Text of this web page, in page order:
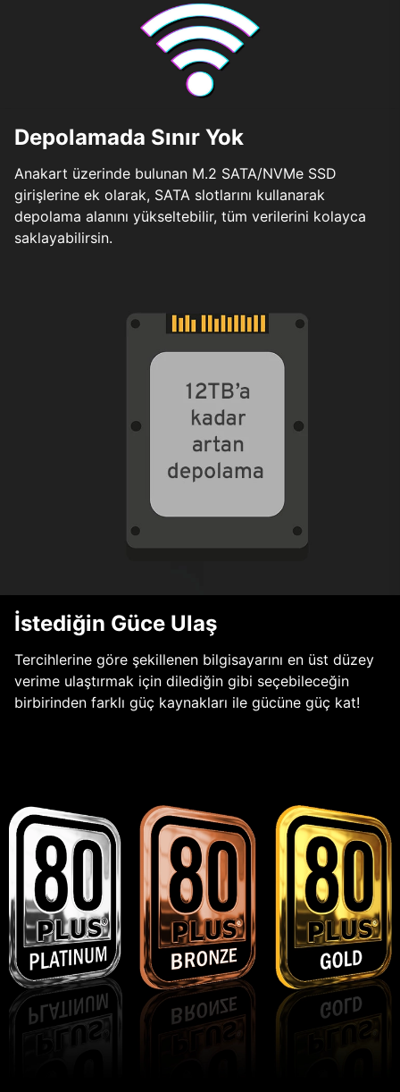
Depolamada Sınır Yok
Anakart üzerinde bulunan M.2 SATA/NVMe SSD
girişlerine ek olarak, SATA slotlarını kullanarak
depolama alanını yükseltebilir, tüm verilerini kolayca
saklayabilirsin.
İstediğin Güce Ulaş
Tercihlerine göre şekillenen bilgisayarını en üst düzey
verime ulaştırmak için dilediğin gibi seçebileceğin
birbirinden farklı güç kaynakları ile gücüne güç kat!